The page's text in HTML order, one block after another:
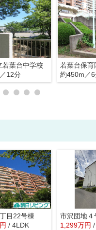
若葉台中学校
12分
若葉台保育
約450m／
目22号棟
/ 4LDK
市沢団地
1,299万円